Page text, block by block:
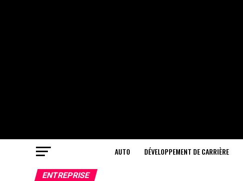
AUTO DÉVELOPPEMENT DE CARRIÈRE
ENTREPRISE